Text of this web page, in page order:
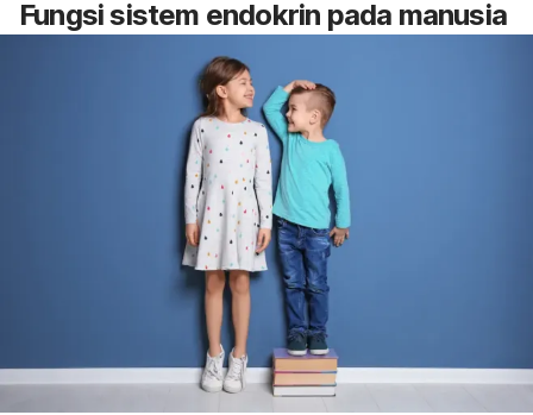
Fungsi sistem endokrin pada manusia